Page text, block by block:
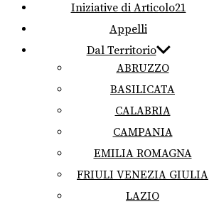
Iniziative di Articolo21
Appelli
Dal Territorio
ABRUZZO
BASILICATA
CALABRIA
CAMPANIA
EMILIA ROMAGNA
FRIULI VENEZIA GIULIA
LAZIO